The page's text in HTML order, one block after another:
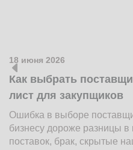
18 июня 2026
Как выбрать
лист для закупщиков
Ошибка в выборе
бизнесу дороже разницы
поставок, брак, скрытые